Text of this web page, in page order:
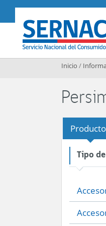
SERNAC
Inicio /
Tipo